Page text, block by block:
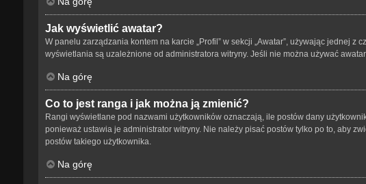
Jak wyświetlić awatar?
W panelu zarządzania kontem na karcie „Profil” w sekcji „Awatar”, używając jednej
wyświetlania są uzależnione od administratora witryny. Jeśli nie można używać
Na górę
Co to jest ranga i jak można ją zmienić?
Rangi wyświetlane pod nazwami użytkowników oznaczają, ile postów dany
ponieważ ustawia je administrator witryny. Nie należy pisać postów tylko po to, aby
postów takiego użytkownika.
Na górę